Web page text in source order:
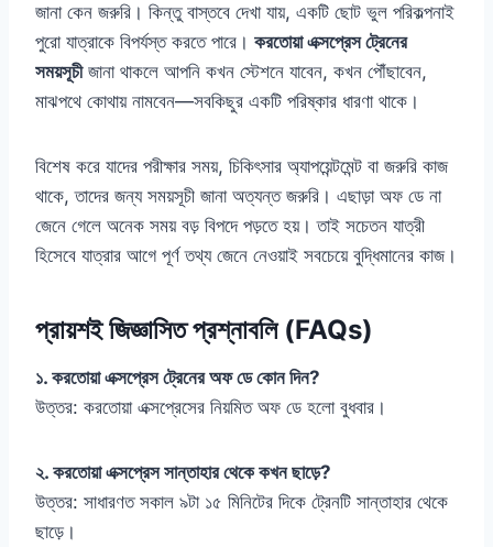
জানা কেন জরুরি। কিন্তু বাস্তবে দেখা যায়, একটি ছোট ভুল পরিকল্পনাই
পুরো যাত্রাকে বিপর্যস্ত করতে পারে। করতোয়া এক্সপ্রেস ট্রেনের
সময়সূচীজানা থাকলে আপনি কখন স্টেশনে যাবেন, কখন পৌঁছাবেন,
মাঝপথে কোথায় নামবেন—সবকিছুর একটি পরিষ্কার ধারণা থাকে।
বিশেষ করে যাদের পরীক্ষার সময়, চিকিৎসার অ্যাপয়েন্টমেন্ট বা জরুরি কাজ
থাকে, তাদের জন্য সময়সূচী জানা অত্যন্ত জরুরি। এছাড়া অফ ডে না
জেনে গেলে অনেক সময় বড় বিপদে পড়তে হয়। তাই সচেতন যাত্রী
হিসেবে যাত্রার আগে পূর্ণ তথ্য জেনে নেওয়াই সবচেয়ে বুদ্ধিমানের কাজ।
প্রায়শই জিজ্ঞাসিত প্রশ্নাবলি (FAQs)
১. করতোয়া এক্সপ্রেস ট্রেনের অফ ডে কোন দিন?
উত্তর: করতোয়া এক্সপ্রেসের নিয়মিত অফ ডে হলো বুধবার।
২. করতোয়া এক্সপ্রেস সান্তাহার থেকে কখন ছাড়ে?
উত্তর: সাধারণত সকাল ৯টা ১৫ মিনিটের দিকে ট্রেনটি সান্তাহার থেকে
ছাড়ে।